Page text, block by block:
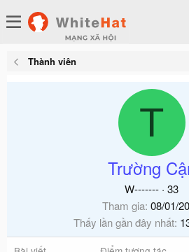
Thành viên
T
Trường
W------- · 33
Tham gia 08/01/
Thấy lần gần đây nhất